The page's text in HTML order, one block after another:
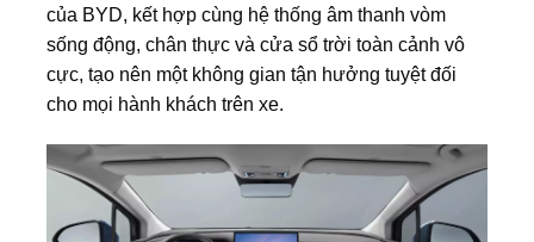
của BYD, kết hợp cùng hệ thống âm thanh vòm
sống động, chân thực và cửa sổ trời toàn cảnh vô
cực, tạo nên một không gian tận hưởng tuyệt đối
cho mọi hành khách trên xe.